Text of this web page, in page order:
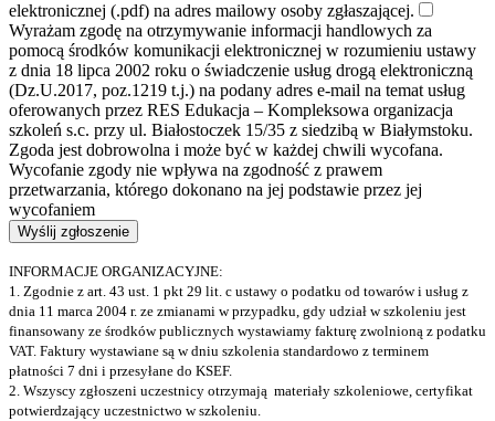
elektronicznej (.pdf) na adres mailowy osoby zgłaszającej.
Wyrażam zgodę na otrzymywanie informacji handlowych za
pomocą środków komunikacji elektronicznej w rozumieniu ustawy
z dnia 18 lipca 2002 roku o świadczenie usług drogą elektroniczną
(Dz.U.2017, poz.1219 t.j.) na podany adres e-mail na temat usług
oferowanych przez RES Edukacja – Kompleksowa organizacja
szkoleń s.c. przy ul. Białostoczek 15/35 z siedzibą w Białymstoku.
Zgoda jest dobrowolna i może być w każdej chwili wycofana.
Wycofanie zgody nie wpływa na zgodność z prawem
przetwarzania, którego dokonano na jej podstawie przez jej
wycofaniem
INFORMACJE ORGANIZACYJNE:
1. Zgodnie z art. 43 ust. 1 pkt 29 lit. c ustawy o podatku od towarów i usług z
dnia 11 marca 2004 r. ze zmianami w przypadku, gdy udział w szkoleniu jest
finansowany ze środków publicznych wystawiamy fakturę zwolnioną z podatku
VAT. Faktury wystawiane są w dniu szkolenia standardowo z terminem
płatności 7 dni i przesyłane do KSEF.
2. Wszyscy zgłoszeni uczestnicy otrzymają materiały szkoleniowe, certyfikat
potwierdzający uczestnictwo w szkoleniu.